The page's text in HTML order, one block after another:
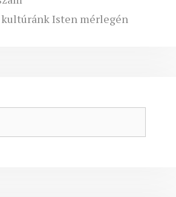
Isten mérlegén